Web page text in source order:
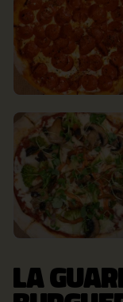
LA